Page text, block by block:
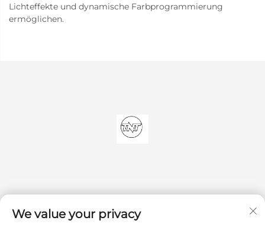
Lichteffekte und dynamische Farbprogrammierung
ermöglichen.
We value your privacy